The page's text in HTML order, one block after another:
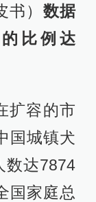
） 数据
比例达
扩容的市
国城镇犬
数达7874
国家庭总